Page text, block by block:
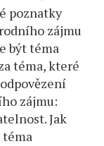
poznatky
zájmu
být téma
téma, které
zájmu:
Jak
téma